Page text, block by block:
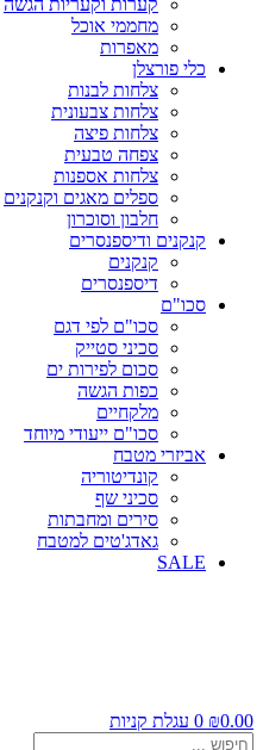
קערות וקעריות הגשה
מחממי אוכל
מאפרות
כלי פורצלן
צלחות לבנות
צלחות צבעונית
צלחות פיצה
צפחה טבעית
צלחות אספנות
ספלים מאגים וקנקנים
חלבון וסוכרון
קנקנים ודיספנסרים
קנקנים
דיספנסרים
סכו"ם
סכו"ם לפי דגם
סכיני סטייק
סכום לפירות ים
כפות הגשה
מלקחיים
סכו"ם ייעודי מיוחד
אביזרי מטבח
קונדיטוריה
סכיני שף
סירים ומחבתות
גאדג'טים למטבח
SALE
₪0.00
0 עגלת קניות
Search